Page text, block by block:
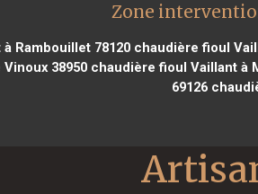
Zone
Rambouillet 78120 chaudière fioul
38950chaudière fioul Vaillant à
69126